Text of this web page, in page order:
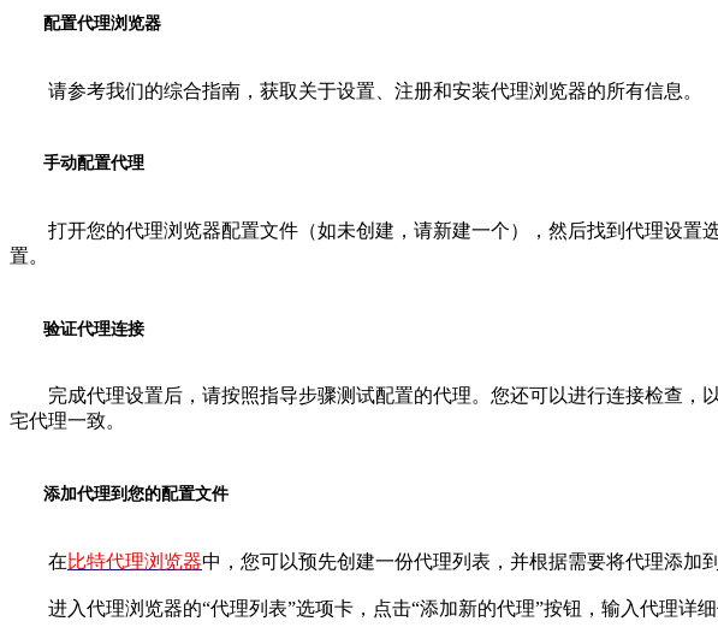
配置代理浏览器
请参考我们的综合指南，获取关于设置、注册和安装代理浏览器的所有信息。
手动配置代理
打开您的代理浏览器配置文件（如未创建，请新建一个），然后找到代理设置
置。
验证代理连接
完成代理设置后，请按照指导步骤测试配置的代理。您还可以进行连接检查，
宅代理一致。
添加代理到您的配置文件
在比特代理浏览器中，您可以预先创建一份代理列表，并根据需要将代理添加
进入代理浏览器的“代理列表”选项卡，点击“添加新的代理”按钮，输入代理详细